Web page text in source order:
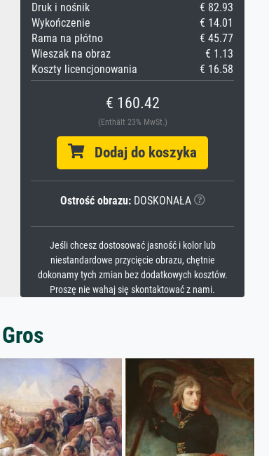
Druk i nośnik
€ 82.93
Wykończenie
€ 14.01
Rama na płótno
€ 45.77
Wieszak na obraz
€ 1.13
Koszty licencjonowania
€ 16.58
€ 160.42
(Enthält 23% MwSt.)
Dodaj do koszyka
Ostrość obrazu:DOSKONAŁA
Jeśli chcesz dostosować jasność i kolor lub
niestandardowe przycięcie obrazu, chętnie
dokonamy tych zmian bez dodatkowych kosztów.
Proszę nie wahaj się skontaktować z nami.